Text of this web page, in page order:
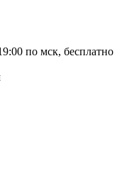
по мск, бесплатно